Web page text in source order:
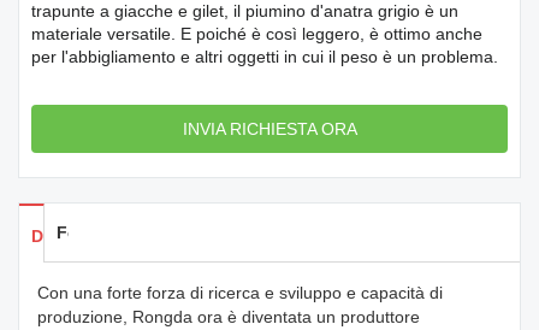
trapunte a giacche e gilet, il piumino d'anatra grigio è un
materiale versatile. E poiché è così leggero, è ottimo anche
per l'abbigliamento e altri oggetti in cui il peso è un problema.
INVIA RICHIESTA ORA
Dettagli dei prodotti
Feedback
Con una forte forza di ricerca e sviluppo e capacità di
produzione, Rongda ora è diventata un produttore